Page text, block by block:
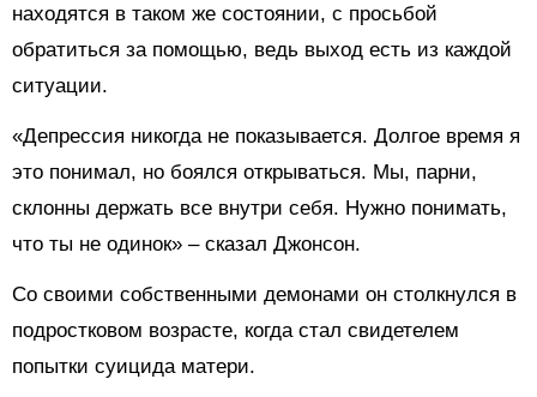
находятся в таком же состоянии, с просьбой
обратиться за помощью, ведь выход есть из каждой
ситуации.
«Депрессия никогда не показывается. Долгое время я
это понимал, но боялся открываться. Мы, парни,
склонны держать все внутри себя. Нужно понимать,
что ты не одинок» – сказал Джонсон.
Со своими собственными демонами он столкнулся в
подростковом возрасте, когда стал свидетелем
попытки суицида матери.